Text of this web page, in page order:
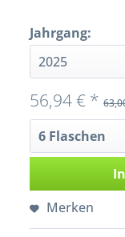
Jahrgang:
56,94 € *
Merken